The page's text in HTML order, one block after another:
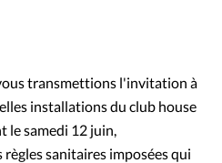
transmettions l'invitation à
installations du club house
le samedi 12 juin,
sanitaires imposées qui